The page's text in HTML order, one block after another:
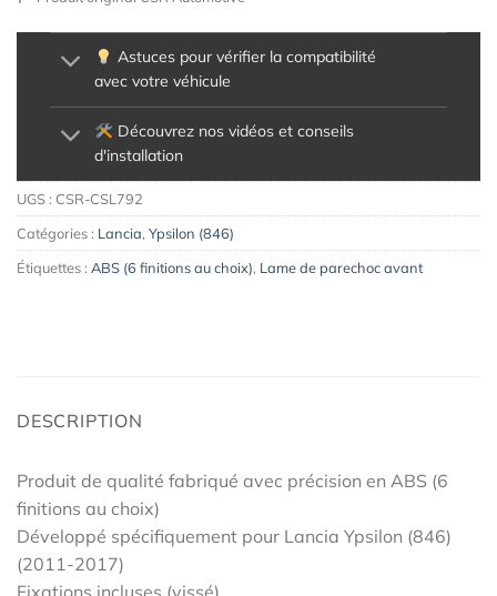
Astuces pour vérifier la compatibilité
avec votre véhicule
Découvrez nos vidéos et conseils
d'installation
UGS : CSR-CSL792
Catégories : Lancia, Ypsilon (846)
Étiquettes : ABS (6 finitions au choix), Lame de parechoc avant
DESCRIPTION
Produit de qualité fabriqué avec précision en ABS (6
finitions au choix)
Développé spécifiquement pour Lancia Ypsilon (846)
(2011-2017)
Fixations incluses (vissé)